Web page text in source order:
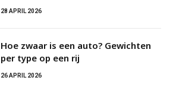
28 APRIL 2026
Hoe zwaar is een auto? Gewichten
per type op een rij
26 APRIL 2026